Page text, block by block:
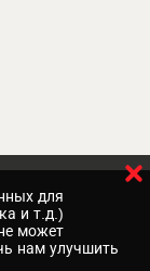
для
и т.д.)
может
нам улучшить